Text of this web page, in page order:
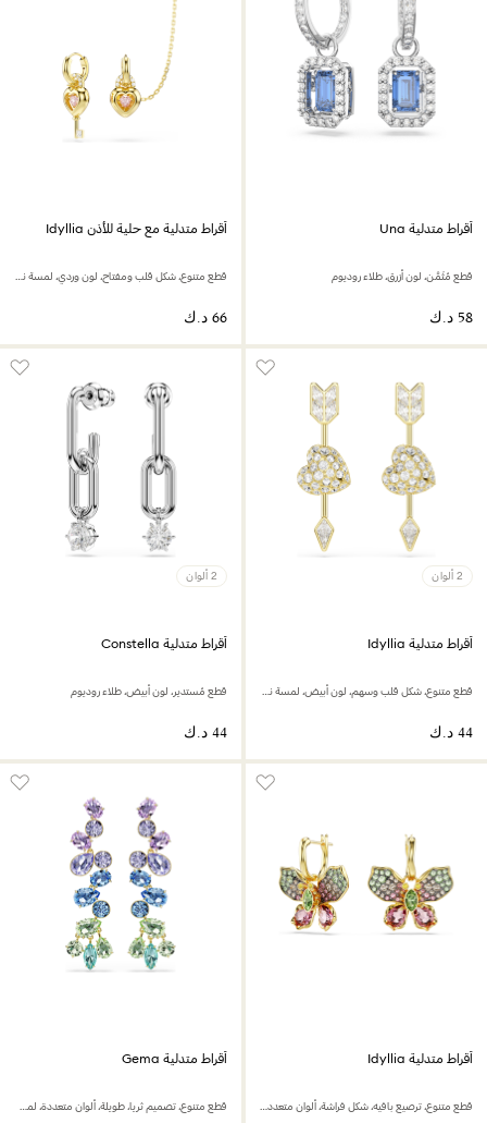
أقراط متدلية Una
قطع مُثَمَّن، لون أزرق، طلاء روديوم
أقراط متدلية مع حلية للأذن Idyllia
قطع متنوع، شكل قلب ومفتاح، لون وردي، لمسة نهائية من الذهب عيار 18 قيراط
2 ألوان
أقراط متدلية Idyllia
قطع متنوع، شكل قلب وسهم، لون أبيض، لمسة نهائية من الذهب عيار 18 قيراط
2 ألوان
أقراط متدلية Constella
قطع مُستدير، لون أبيض، طلاء روديوم
أقراط متدلية Idyllia
قطع متنوع، ترصيع بافيه، شكل فراشة، ألوان متعددة، لمسة نهائية من الذهب عيار 18 قيراط
أقراط متدلية Gema
قطع متنوع، تصميم ثريا، طويلة، ألوان متعددة، لمسة نهائية من الذهب عيار 18 قيراط